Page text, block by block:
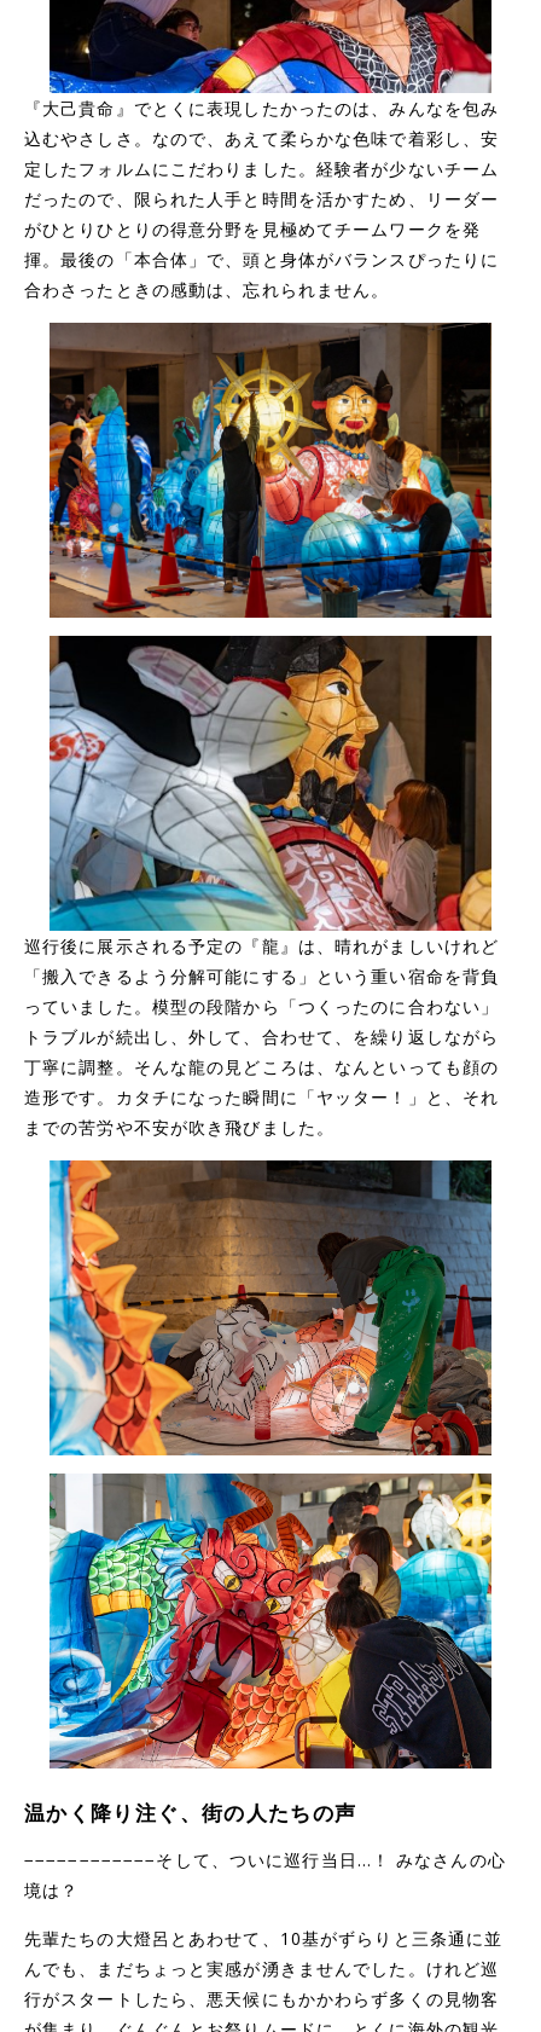
『大己貴命』でとくに表現したかったのは、みんなを包み
込むやさしさ。なので、あえて柔らかな色味で着彩し、安
定したフォルムにこだわりました。経験者が少ないチーム
だったので、限られた人手と時間を活かすため、リーダー
がひとりひとりの得意分野を見極めてチームワークを発
揮。最後の「本合体」で、頭と身体がバランスぴったりに
合わさったときの感動は、忘れられません。
巡行後に展示される予定の『龍』は、晴れがましいけれど
「搬入できるよう分解可能にする」という重い宿命を背負
っていました。模型の段階から「つくったのに合わない」
トラブルが続出し、外して、合わせて、を繰り返しながら
丁寧に調整。そんな龍の見どころは、なんといっても顔の
造形です。カタチになった瞬間に「ヤッター！」と、それ
までの苦労や不安が吹き飛びました。
温かく降り注ぐ、街の人たちの声
−−−−−−−−−−−−そして、ついに巡行当日…！ みなさんの心
境は？
先輩たちの大燈呂とあわせて、10基がずらりと三条通に並
んでも、まだちょっと実感が湧きませんでした。けれど巡
行がスタートしたら、悪天候にもかかわらず多くの見物客